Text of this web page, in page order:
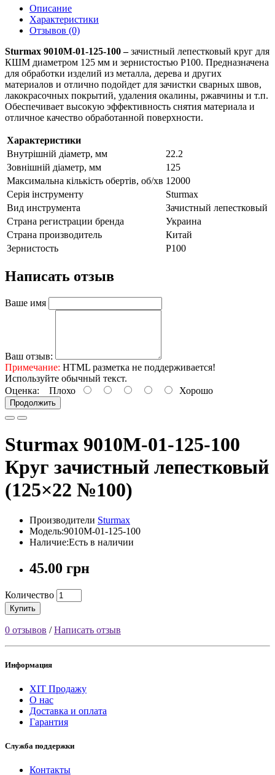
Описание
Характеристики
Отзывов (0)
Sturmax 9010M-01-125-100 –зачистный лепестковый круг для
КШМ диаметром 125 мм и зернистостью Р100. Предназначена
для обработки изделий из металла, дерева и других
материалов и отлично подойдет для зачистки сварных швов,
лакокрасочных покрытий, удаления окалины, ржавчины и т.п.
Обеспечивает высокую эффективность снятия материала и
отличное качество обработанной поверхности.
Характеристики
Внутрішній діаметр, мм
22.2
Зовнішній діаметр, мм
125
Максимальна кількість обертів, об/хв 12000
Серія інструменту
Sturmax
Вид инструмента
Зачистный лепестковый
Страна регистрации бренда
Украина
Страна производитель
Китай
Зернистость
Р100
Написать отзыв
Ваше имя
Ваш отзыв:
Примечание: HTML разметка не поддерживается!
Используйте обычный текст.
Оценка: Плохо Хорошо
Продолжить
Sturmax 9010M-01-125-100
Круг зачистный лепестковый
(125×22 №100)
Производители Sturmax
Модель:9010M-01-125-100
Наличие:Есть в наличии
45.00 грн
Количество
Купить
0 отзывов /Написать отзыв
Информация
ХІТ Продажу
О нас
Доставка и оплата
Гарантия
Служба поддержки
Контакты